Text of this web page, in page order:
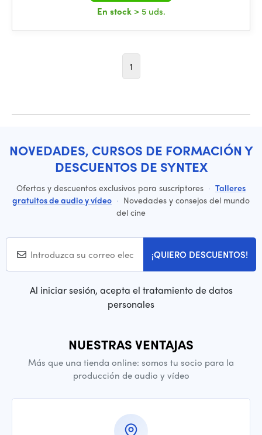
En stock > 5 uds.
1
NOVEDADES, CURSOS DE FORMACIÓN Y
DESCUENTOS DE SYNTEX
Ofertas y descuentos exclusivos para suscriptores · Talleres
gratuitos de audio y vídeo · Novedades y consejos del mundo
del cine
¡QUIERO DESCUENTOS!
Al iniciar sesión, acepta el tratamiento de datos
personales
NUESTRAS VENTAJAS
Más que una tienda online: somos tu socio para la
producción de audio y vídeo